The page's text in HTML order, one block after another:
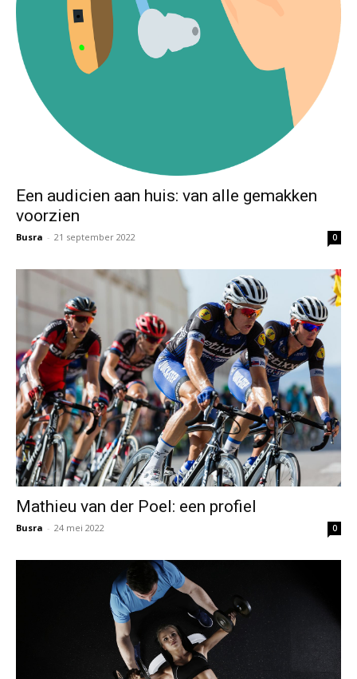
Een audicien aan huis: van alle gemakken
voorzien
Busra - 21 september 2022 0
Mathieu van der Poel: een profiel
Busra - 24 mei 2022 0